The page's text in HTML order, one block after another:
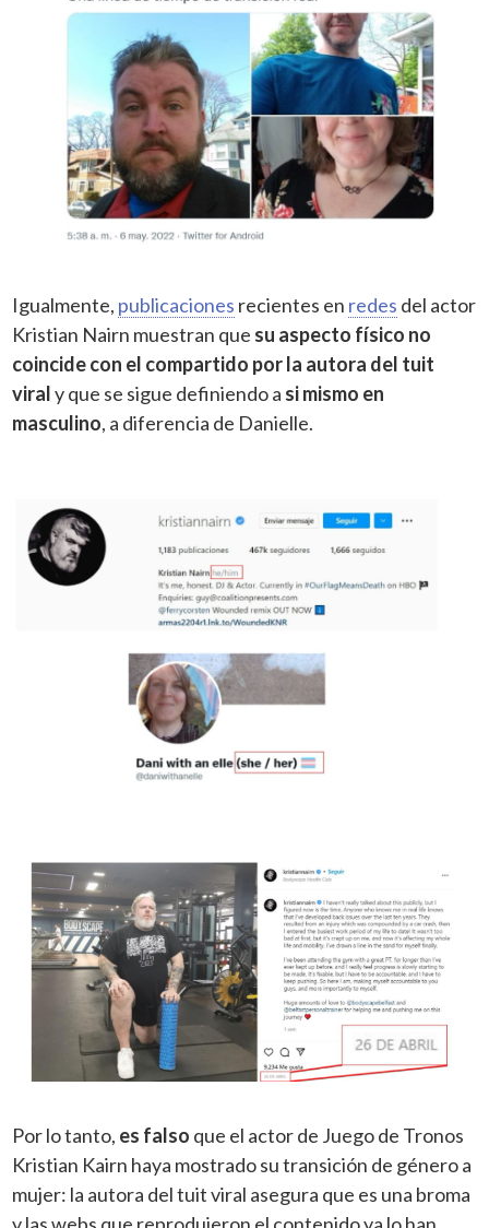
Igualmente, publicaciones recientes en redes del actor
Kristian Nairn muestran que su aspecto físico no
coincide con el compartido por la autora del tuit
viraly que se sigue definiendo a si mismo en
masculino, a diferencia de Danielle.
Por lo tanto, es falso que el actor de Juego de Tronos
Kristian Kairn haya mostrado su transición de género a
mujer: la autora del tuit viral asegura que es una broma